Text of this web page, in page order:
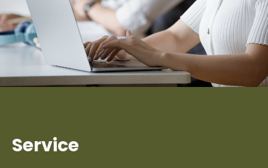
Service